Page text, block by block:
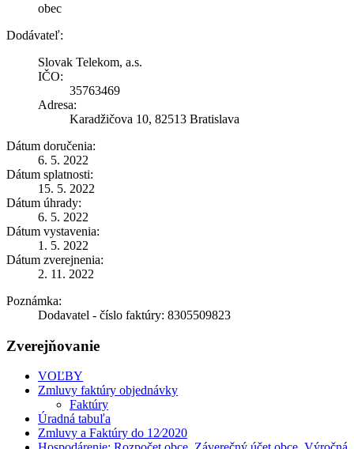
obec
Dodávateľ:
Slovak Telekom, a.s.
IČO:
35763469
Adresa:
Karadžičova 10, 82513 Bratislava
Dátum doručenia:
6. 5. 2022
Dátum splatnosti:
15. 5. 2022
Dátum úhrady:
6. 5. 2022
Dátum vystavenia:
1. 5. 2022
Dátum zverejnenia:
2. 11. 2022
Poznámka:
Dodavatel - číslo faktúry: 8305509823
Zverejňovanie
VOĽBY
Zmluvy faktúry objednávky
Faktúry
Úradná tabuľa
Zmluvy a Faktúry do 12⁄2020